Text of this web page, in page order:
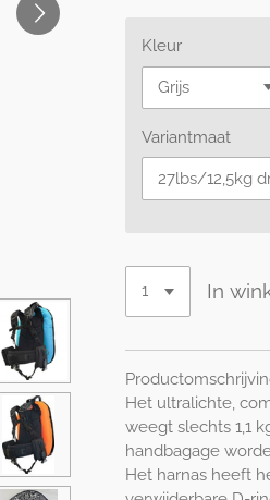
Kleur
Variantmaat
In
Het ultralichte,
weegt slechts 1,1
handbagage
Het harnas heeft